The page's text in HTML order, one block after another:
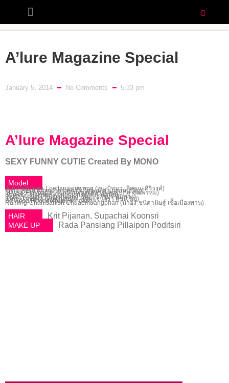
A’lure Magazine Special
January 5, 2014 No Comments 5:33 pm
A’lure Magazine Special
SEXY FUNNY CUTIE Created By MONO
Model
Jun-Patthama Loettanasiriwong (จูน-ปัทมา เลิศธนะศิริวงศ์)
Vivia-Arisa Klomcharoen (วิเวียร์-อลิสา กล่อมเจริญ)
Maysa-Ploypapat Kunphrom (เมษา-พลอยปภัส คุณพรหม)
Kookik-Tatsanee Kongrasri (กุ๊กกิ๊ก-ทัศนีย์)
PeNa-Araya Phumphuang (พีน่า-อารยา พุ่มพวง)
Jane-Janejira Sukcharoen (เจน-เจนจิรา สุขเจริญ)
Sa-Arisa Rooddolbun (สา-อลิสา)
Naming-Chanisanish Chuaemuangphan (น้ำอิง-ชนิศานิษฐ์ เชื้อเมืองพาน)
HAIR Krit Pijanan, Supachai Koonsri
MAKE UP Rada Pansiang Pillaipon Poditsiri